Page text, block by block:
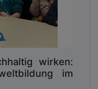
wirken:
im